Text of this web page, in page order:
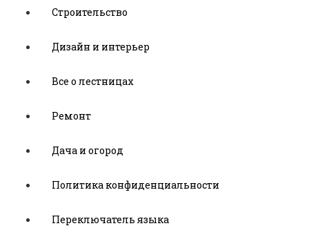
Строительство
Дизайн и интерьер
Все о лестницах
Ремонт
Дача и огород
Политика конфиденциальности
Переключатель языка